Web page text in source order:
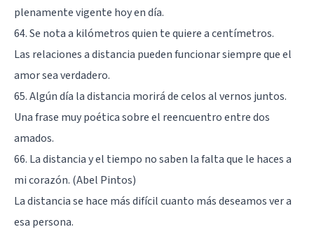
plenamente vigente hoy en día.
64. Se nota a kilómetros quien te quiere a centímetros.
Las relaciones a distancia pueden funcionar siempre que el
amor sea verdadero.
65. Algún día la distancia morirá de celos al vernos juntos.
Una frase muy poética sobre el reencuentro entre dos
amados.
66. La distancia y el tiempo no saben la falta que le haces a
mi corazón. (Abel Pintos)
La distancia se hace más difícil cuanto más deseamos ver a
esa persona.